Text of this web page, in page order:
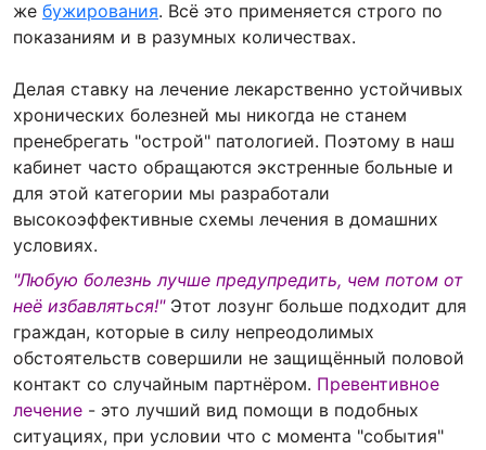
же бужирования. Всё это применяется строго по
показаниям и в разумных количествах.
Делая ставку на лечение лекарственно устойчивых
хронических болезней мы никогда не станем
пренебрегать "острой" патологией. Поэтому в наш
кабинет часто обращаются экстренные больные и
для этой категории мы разработали
высокоэффективные схемы лечения в домашних
условиях.
"Любую болезнь лучше предупредить, чем потом от
неё избавляться!"Этот лозунг больше подходит для
граждан, которые в силу непреодолимых
обстоятельств совершили не защищённый половой
контакт со случайным партнёром. Превентивное
лечение - это лучший вид помощи в подобных
ситуациях, при условии что с момента "события"